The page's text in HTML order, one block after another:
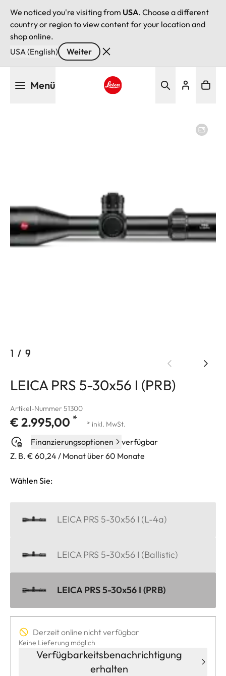
We noticed you're visiting from USA. Choose a different
country or region to view content for your location and
shop online.
USA (English)
Weiter
Menü
1 / 9
LEICA PRS 5-30x56 I (PRB)
Artikel-Nummer 51300
€ 2.995,00 * * inkl. MwSt.
Finanzierungsoptionen
verfügbar
Z. B. € 60,24 / Monat über 60 Monate
Wählen Sie:
LEICA PRS 5-30x56 I (L-4a)
LEICA PRS 5-30x56 I (Ballistic)
LEICA PRS 5-30x56 I (PRB)
Derzeit online nicht verfügbar
Keine Lieferung möglich
Verfügbarkeitsbenachrichtigung
erhalten